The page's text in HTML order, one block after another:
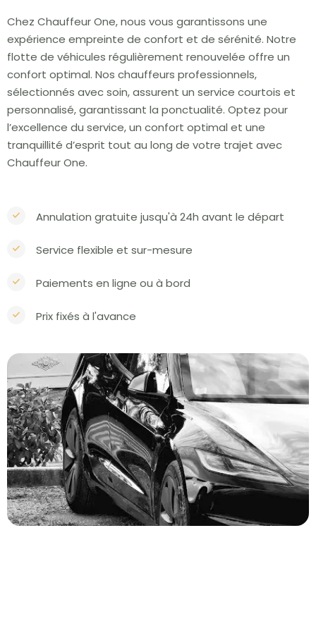
Chez Chauffeur One, nous vous garantissons une
expérience empreinte de confort et de sérénité. Notre
flotte de véhicules régulièrement renouvelée offre un
confort optimal. Nos chauffeurs professionnels,
sélectionnés avec soin, assurent un service courtois et
personnalisé, garantissant la ponctualité. Optez pour
l’excellence du service, un confort optimal et une
tranquillité d’esprit tout au long de votre trajet avec
Chauffeur One.
Annulation gratuite jusqu'à 24h avant le départ
Service flexible et sur-mesure
Paiements en ligne ou à bord
Prix fixés à l'avance